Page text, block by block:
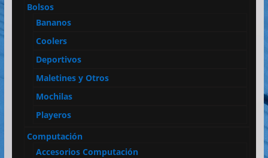
Bolsos
Bananos
Coolers
Deportivos
Maletines y Otros
Mochilas
Playeros
Computación
Accesorios Computación